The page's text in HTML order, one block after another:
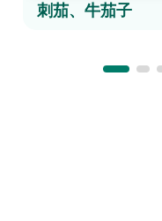
刺茄、牛茄子